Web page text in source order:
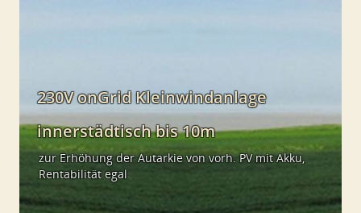
230V onGrid Kleinwindanlage
innerstädtisch bis 10m
zur Erhöhung der Autarkie von vorh. PV mit Akku,
Rentabilität egal